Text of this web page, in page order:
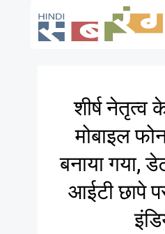
शीर्ष नेतृत्व
मोबाइल
बनाया गया,
आईटी छापे